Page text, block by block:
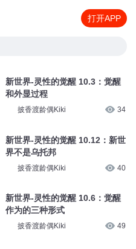
打开APP
新世界-灵性的觉醒 10.3：觉醒
和外显过程
披香渡龄偶Kiki 34
新世界-灵性的觉醒 10.12：新世
界不是乌托邦
披香渡龄偶Kiki 40
新世界-灵性的觉醒 10.6：觉醒
作为的三种形式
披香渡龄偶Kiki 49